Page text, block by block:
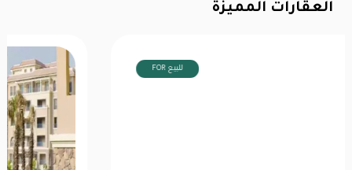
العقارات المميزة